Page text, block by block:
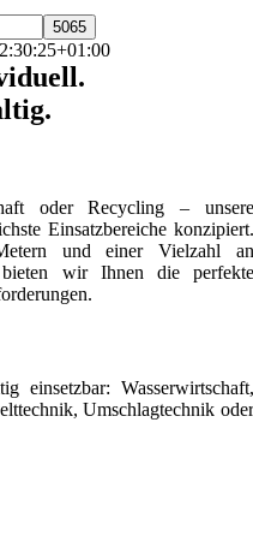
oder Recycling – unsere
Einsatzbereiche konzipiert.
und einer Vielzahl an
bieten wir Ihnen die perfekte
einsetzbar: Wasserwirtschaft,
Umschlagtechnik oder